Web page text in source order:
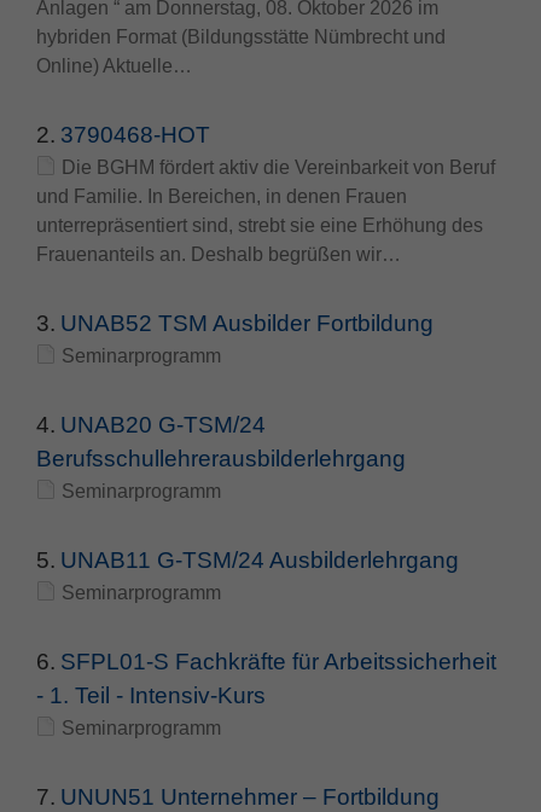
Anlagen “ am Donnerstag, 08. Oktober 2026 im
hybriden Format (Bildungsstätte Nümbrecht und
Online) Aktuelle…
2. 3790468-HOT
Die BGHM fördert aktiv die Vereinbarkeit von Beruf
und Familie. In Bereichen, in denen Frauen
unterrepräsentiert sind, strebt sie eine Erhöhung des
Frauenanteils an. Deshalb begrüßen wir…
3. UNAB52 TSM Ausbilder Fortbildung
Seminarprogramm
4. UNAB20 G-TSM/24
Berufsschullehrerausbilderlehrgang
Seminarprogramm
5. UNAB11 G-TSM/24 Ausbilderlehrgang
Seminarprogramm
6. SFPL01-S Fachkräfte für Arbeitssicherheit
- 1. Teil - Intensiv-Kurs
Seminarprogramm
7. UNUN51 Unternehmer – Fortbildung
Laufzeit Session
Zweck
Dieses Cookie ist ein Standard-Session-
eines Benutzer-Logins die Session ID
mithilfe derer der eingeloggte User
wiedererkannt wird, um ihm Zugang zu
geschützten Bereichen zu gewähren.